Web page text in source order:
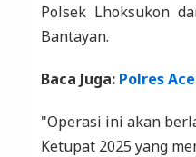
Polsek Lhoksukon
Bantayan.
Baca Juga: Polres
"Operasi ini akan
Ketupat 2025 yang